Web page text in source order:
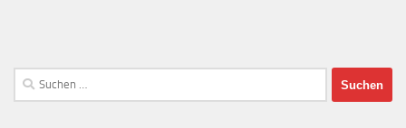
Suchen
nach: